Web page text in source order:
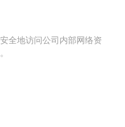
全地访问公司内部网络资